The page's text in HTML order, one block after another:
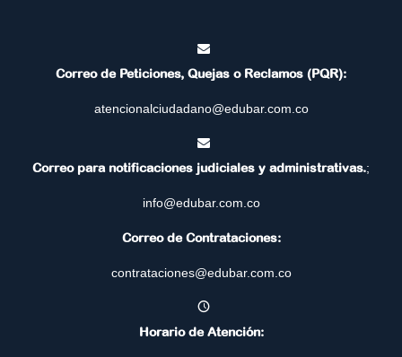
Correo de Peticiones, Quejas o Reclamos (PQR):
atencionalciudadano@edubar.com.co
Correo para notificaciones judiciales y administrativas.;
info@edubar.com.co
Correo de Contrataciones:
contrataciones@edubar.com.co
Horario de Atención: